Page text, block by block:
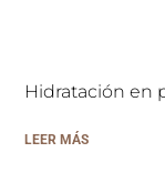
Hidratación en
LEER MÁS